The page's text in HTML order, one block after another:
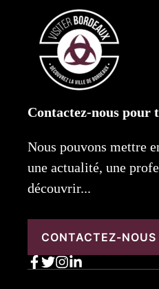
Contactez-nous pour
Nous pouvons mettre
une actualité, une
découvrir...
CONTACTEZ-NOUS